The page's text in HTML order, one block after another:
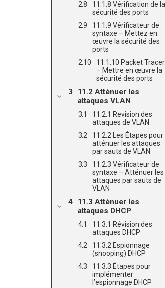
11.1.8 Vérification de la
sécurité des ports
11.1.9 Vérificateur de
syntaxe – Mettez en
œuvre la sécurité des
ports
11.1.10 Packet Tracer
– Mettre en œuvre la
sécurité des ports
11.2 Atténuer les
attaques VLAN
11.2.1 Revision des
attaques de VLAN
11.2.2 Les Étapes pour
atténuer les attaques
par sauts de VLAN
11.2.3 Vérificateur de
syntaxe – Atténuer les
attaques par sauts de
VLAN
11.3 Atténuer les
attaques DHCP
11.3.1 Révision des
attaques DHCP
11.3.2 Espionnage
(snooping) DHCP
11.3.3 Étapes pour
implémenter
l’espionnage DHCP